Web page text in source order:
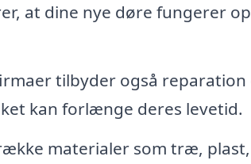
at dine nye døre fungerer
tilbyder også reparation
kan forlænge deres levetid.
materialer som træ,